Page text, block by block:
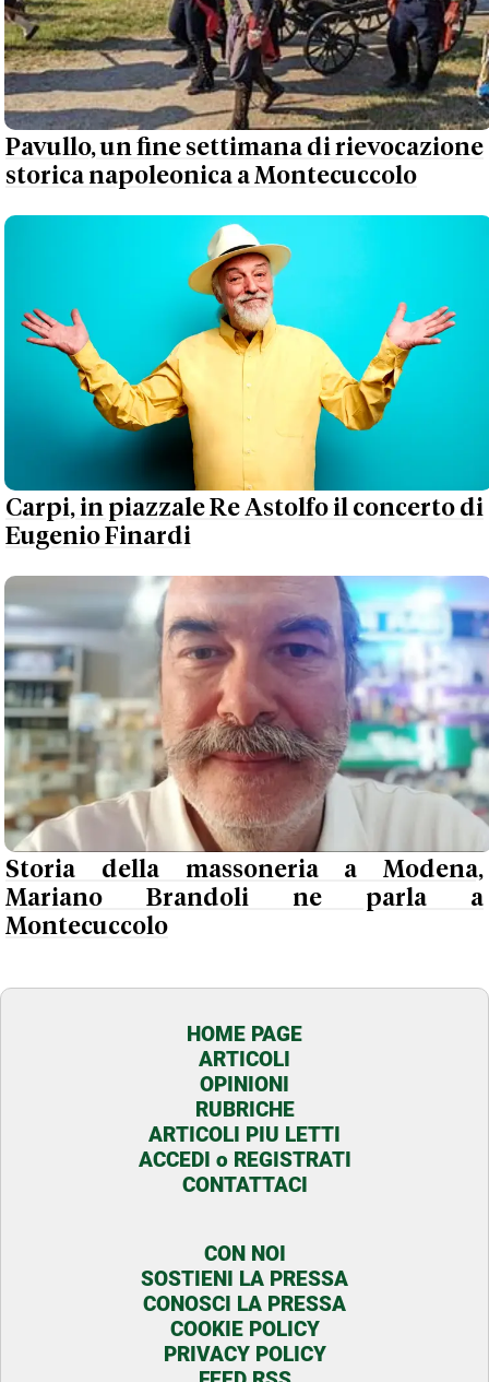
Pavullo, un fine settimana di rievocazione
storica napoleonica a Montecuccolo
Carpi, in piazzale Re Astolfo il concerto di
Eugenio Finardi
Storia della massoneria a Modena,
Mariano Brandoli ne parla a
Montecuccolo
HOME PAGE
ARTICOLI
OPINIONI
RUBRICHE
ARTICOLI PIU LETTI
ACCEDI o REGISTRATI
CONTATTACI
CON NOI
SOSTIENI LA PRESSA
CONOSCI LA PRESSA
COOKIE POLICY
PRIVACY POLICY